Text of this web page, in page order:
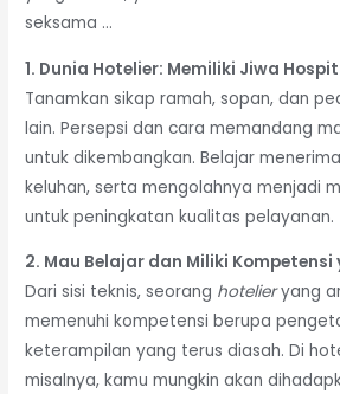
seksama …
1. Dunia Hotelier: Memiliki Jiwa
Tanamkan sikap ramah, sopan, dan
lain. Persepsi dan cara memandang
untuk dikembangkan. Belajar
keluhan, serta mengolahnya menjadi
untuk peningkatan kualitas pelayanan.
2. Mau Belajar dan Miliki Kompetensi
Dari sisi teknis, seorang hotelieryang
memenuhi kompetensi berupa
keterampilan yang terus diasah. Di
misalnya, kamu mungkin akan